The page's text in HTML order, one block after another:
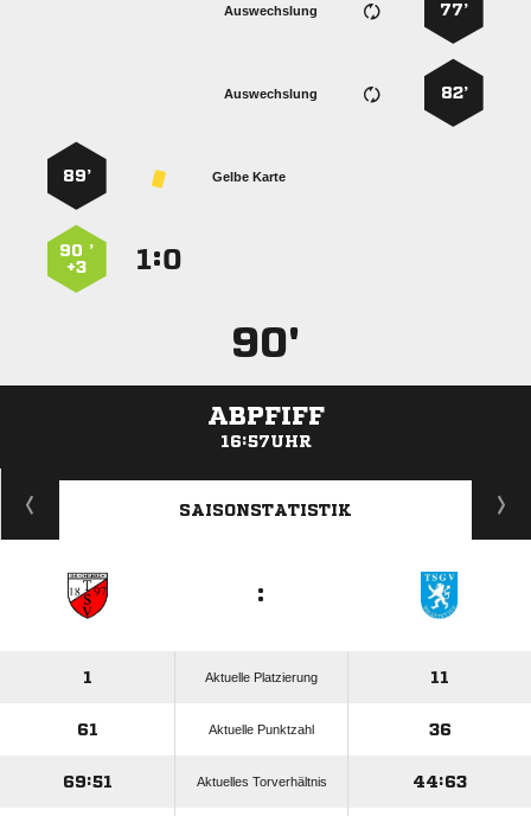
77’
Auswechslung
82’
Auswechslung
Gelbe Karte
89’
:
90 ’
+3
90'
ABPFIFF
16:57UHR
ANZEIGE
SAISONSTATISTIK
:
1 Aktuelle Platzierung 11
61 Aktuelle Punktzahl 36
69:51 Aktuelles Torverhältnis 44:63